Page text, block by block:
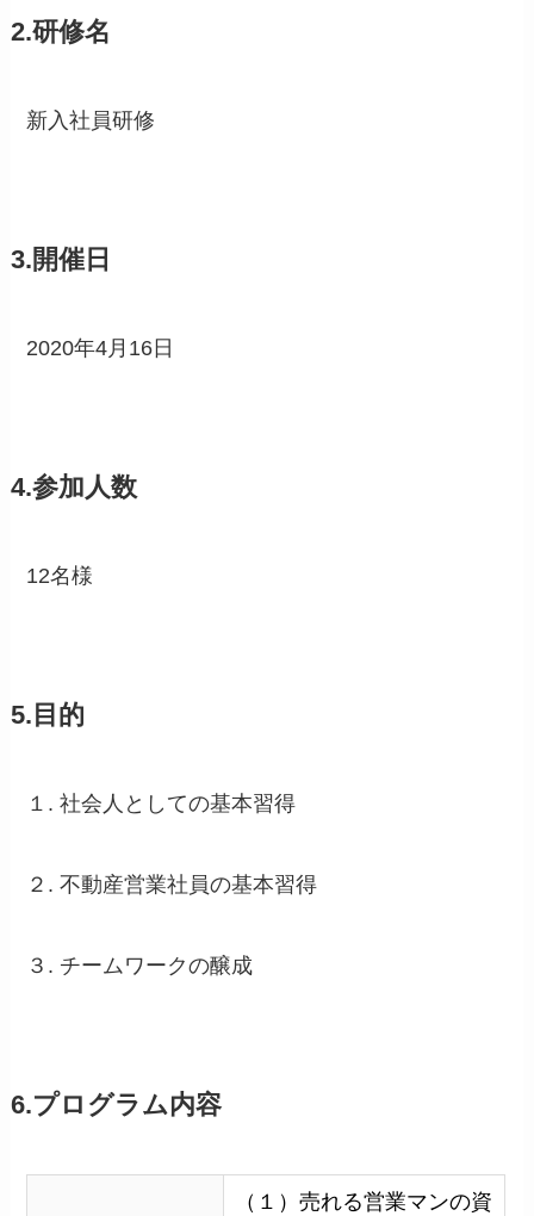
2.研修名
新入社員研修
3.開催日
2020年4月16日
4.参加人数
12名様
5.目的
１. 社会人としての基本習得
２. 不動産営業社員の基本習得
３. チームワークの醸成
6.プログラム内容
（１）売れる営業マンの資